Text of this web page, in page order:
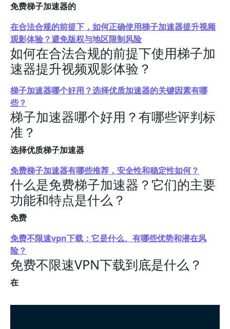
免费梯子加速器的
在合法合规的前提下，如何正确使用梯子加速器提升视频
观影体验？避免版权与地区限制风险
如何在合法合规的前提下使用梯子加
速器提升视频观影体验？
梯子加速器哪个好用？选择优质加速器的关键因素有哪
些？
梯子加速器哪个好用？有哪些评判标
准？
选择优质梯子加速器
免费梯子加速器有哪些推荐，安全性和稳定性如何？
什么是免费梯子加速器？它们的主要
功能和特点是什么？
免费
免费不限速vpn下载：它是什么、有哪些优势和潜在风
险？
免费不限速VPN下载到底是什么？
在